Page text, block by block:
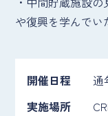
や復興を学んでい
開催日程
通
実施場所